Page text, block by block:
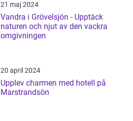
21 maj 2024
Vandra i Grövelsjön - Upptäck
naturen och njut av den vackra
omgivningen
20 april 2024
Upplev charmen med hotell på
Marstrandsön